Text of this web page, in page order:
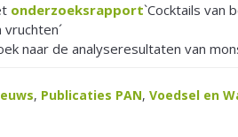
onderzoeksrapport`Cocktails van
naar de analyseresultaten van
, Publicaties PAN, Voedsel en